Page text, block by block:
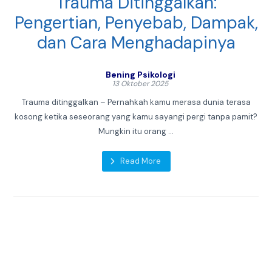
Pengertian, Penyebab, Dampak,
dan Cara Menghadapinya
Bening Psikologi
13 Oktober 2025
Trauma ditinggalkan – Pernahkah kamu merasa dunia terasa
kosong ketika seseorang yang kamu sayangi pergi tanpa pamit?
Mungkin itu orang ...
Read More